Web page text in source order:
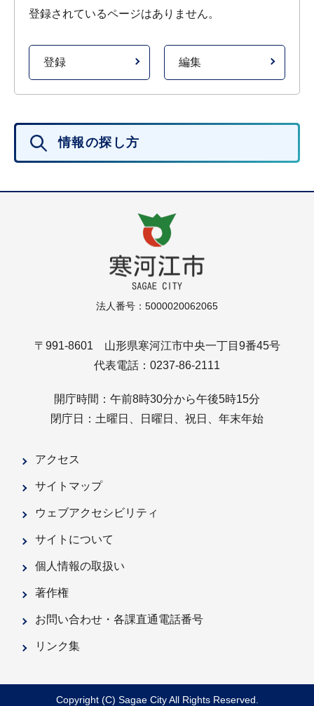
登録されているページはありません。
登録 編集
情報の探し方
法人番号：5000020062065
〒991-8601 山形県寒河江市中央一丁目9番45号
代表電話：0237-86-2111
開庁時間：午前8時30分から午後5時15分
閉庁日：土曜日、日曜日、祝日、年末年始
アクセス
サイトマップ
ウェブアクセシビリティ
サイトについて
個人情報の取扱い
著作権
お問い合わせ・各課直通電話番号
リンク集
Copyright (C) Sagae City All Rights Reserved.